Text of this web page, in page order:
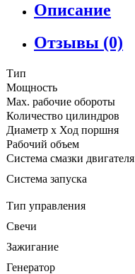
Описание
Отзывы (0)
Тип
Мощность
Мах. рабочие обороты
Количество цилиндров
Диаметр x Ход поршня
Рабочий объем
Система смазки двигателя
Система запуска
Тип управления
Свечи
Зажигание
Генератор